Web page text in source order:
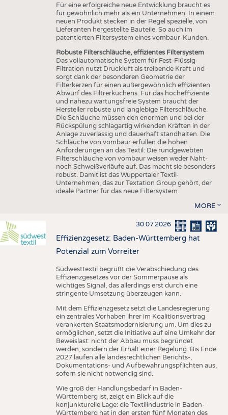
Für eine erfolgreiche neue Entwicklung braucht es
für gewöhnlich mehr als ein Unternehmen. In einem
neuen Produkt stecken in der Regel spezielle, von
Lieferanten hergestellte Bauteile. So auch im
patentierten Filtersystem eines vombaur-Kunden.
Robuste Filterschläuche, effizientes Filtersystem
Das vollautomatische System für Fest-Flüssig-
Filtration nutzt Druckluft als treibende Kraft und
sorgt dank der besonderen Geometrie der
Filterkerzen für einen außergewöhnlich effizienten
Abwurf des Filtrerkuchens. Für das hocheffiziente
und nahezu wartungsfreie System braucht der
Hersteller robuste und langlebige Filterschläuche.
Die Schläuche müssen den enormen und bei der
Rückspülung schlagartig wirkenden Kräften in der
Anlage zuverlässig und dauerhaft standhalten. Die
Schläuche von vombaur erfüllen die hohen
Anforderungen an das Textil: Die rundgewebten
Filterschläuche von vombaur weisen weder Naht-
noch Schweißverläufe auf. Das macht sie besonders
robust. Damit ist das Wuppertaler Textil-
Unternehmen, das zur Textation Group gehört, der
ideale Partner für das neue Filtersystem.
MORE
30.07.2026
Effizienzgesetz: Baden-Württemberg hat
Potenzial zum Vorreiter
Südwesttextil begrüßt die Verabschiedung des
Effizienzgesetzes vor der Sommerpause als
wichtiges Signal, das allerdings erst durch eine
stringente Umsetzung überzeugen kann.
Mit dem Effizienzgesetz setzt die Landesregierung
ein zentrales Vorhaben ihrer im Koalitionsvertrag
verankerten Staatsmodernisierung um. Um dies zu
ermöglichen, setzt die Initiative auf eine Umkehr der
Beweislast: nicht der Abbau muss begründet
werden, sondern der Erhalt einer Regelung. Bis Ende
2027 laufen alle landesrechtlichen Berichts-,
Dokumentations- und Aufbewahrungspflichten aus,
sofern sie nicht notwendig sind.
Wie groß der Handlungsbedarf in Baden-
Württemberg ist, zeigt ein Blick auf die
konjunkturelle Lage: die Textilindustrie in Baden-
Württemberg hat in den ersten fünf Monaten des